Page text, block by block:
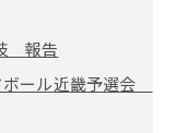
報告
ール近畿予選会